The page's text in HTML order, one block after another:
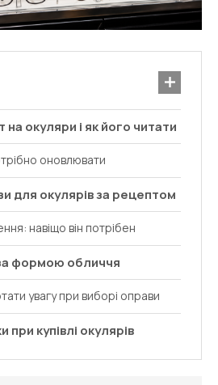
окуляри і як його читати
оновлювати
для окулярів за рецептом
навіщо він потрібен
формою обличчя
увагу при виборі оправи
при купівлі окулярів